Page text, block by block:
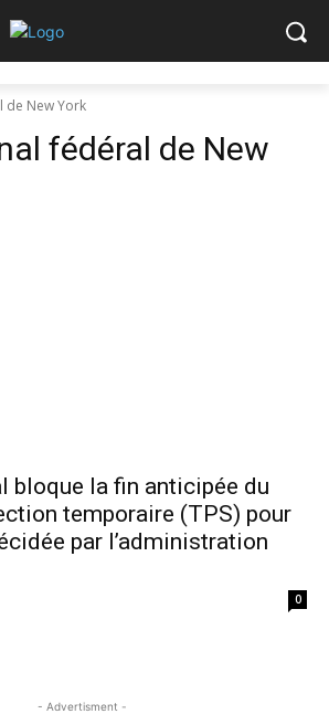
de New York
fédéral de New
bloque la fin anticipée du
temporaire (TPS) pour
par l’administration
0
- Advertisment -